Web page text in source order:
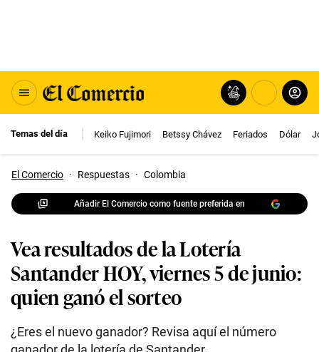
Temas del día Keiko Fujimori Betssy Chávez Feriados Dólar
El Comercio · Respuestas · Colombia
Añadir El Comercio como fuente preferida en
Vea resultados de la Lotería
Santander HOY, viernes 5 de junio:
quien ganó el sorteo
¿Eres el nuevo ganador? Revisa aquí el número